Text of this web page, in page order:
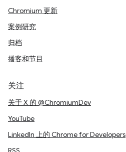
Chromium 更新
案例研究
归档
播客和节目
关注
关于 X 的 @ChromiumDev
YouTube
LinkedIn 上的 Chrome for Developers